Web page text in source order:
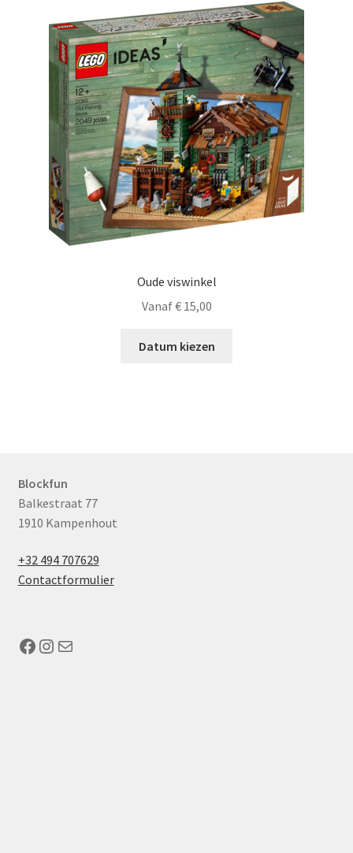
Oude viswinkel
Vanaf€15,00
Datum kiezen
Blockfun
Balkestraat 77
1910 Kampenhout
+32 494 707629
Contactformulier
Facebook
Instagram
Mail